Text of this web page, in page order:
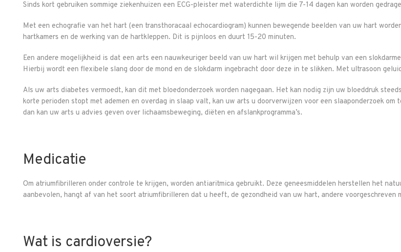
Sinds kort gebruiken sommige ziekenhuizen een ECG-pleister met waterdichte lijm die 7-14 dagen kan worden
Met een echografie van het hart (een transthoracaal echocardiogram) kunnen bewegende beelden van uw hart
hartkamers en de werking van de hartkleppen. Dit is pijnloos en duurt 15-20 minuten.
Een andere mogelijkheid is dat een arts een nauwkeuriger beeld van uw hart wil krijgen met behulp van een
Hierbij wordt een flexibele slang door de mond en de slokdarm ingebracht door deze in te slikken. Met ultrasoon
Als uw arts diabetes vermoedt, kan dit met bloedonderzoek worden nagegaan. Het kan nodig zijn uw bloeddruk
korte perioden stopt met ademen en overdag in slaap valt, kan uw arts u doorverwijzen voor een slaaponderzoek
dan kan uw arts u advies geven over lichaamsbeweging, diëten en afslankprogramma’s.
Medicatie
Om atriumfibrilleren onder controle te krijgen, worden antiaritmica gebruikt. Deze geneesmiddelen herstellen het
aanbevolen, hangt af van het soort atriumfibrilleren dat u heeft, de gezondheid van uw hart, andere voorgeschreven
Wat is cardioversie?